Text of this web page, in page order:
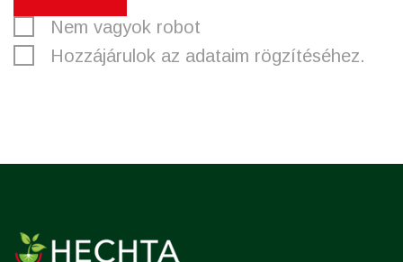
Nem vagyok robot
Hozzájárulok az adataim rögzítéséhez.